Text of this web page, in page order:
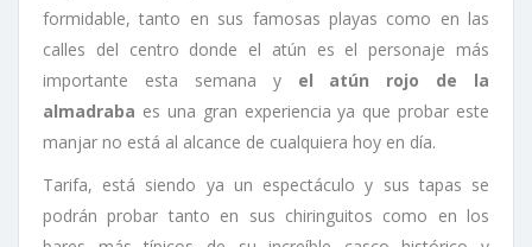
formidable, tanto en sus famosas playas como en las
calles del centro donde el atún es el personaje más
importante esta semana yel atún rojo de la
almadraba es una gran experiencia ya que probar este
manjar no está al alcance de cualquiera hoy en día.
Tarifa, está siendo ya un espectáculo y sus tapas se
podrán probar tanto en sus chiringuitos como en los